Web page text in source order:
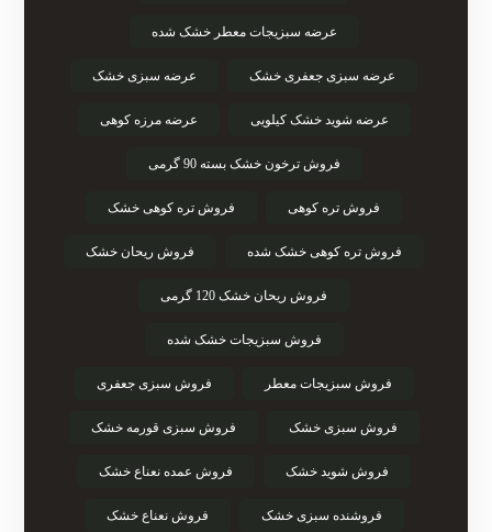
عرضه سبزیجات معطر خشک شده
عرضه سبزی جعفری خشک عرضه سبزی خشک
عرضه شوید خشک کیلویی عرضه مرزه کوهی
فروش ترخون خشک بسته 90 گرمی
فروش تره کوهی فروش تره کوهی خشک
فروش تره کوهی خشک شده فروش ریحان خشک
فروش ریحان خشک 120 گرمی
فروش سبزیجات خشک شده
فروش سبزیجات معطر فروش سبزی جعفری
فروش سبزی خشک فروش سبزی قورمه خشک
فروش شوید خشک فروش عمده نعناع خشک
فروشنده سبزی خشک فروش نعناع خشک